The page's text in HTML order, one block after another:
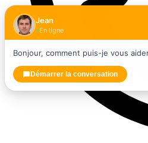
Jean
En ligne
Bonjour, comment puis-je vous
Démarrer la conversation